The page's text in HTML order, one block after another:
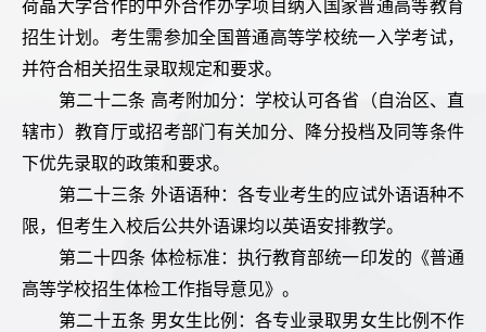
荷晶大学合作的中外合作办学项目纳入国家普通高等教育
招生计划。考生需参加全国普通高等学校统一入学考试，
并符合相关招生录取规定和要求。
第二十二条 高考附加分：学校认可各省（自治区、直
辖市）教育厅或招考部门有关加分、降分投档及同等条件
下优先录取的政策和要求。
第二十三条 外语语种：各专业考生的应试外语语种不
限，但考生入校后公共外语课均以英语安排教学。
第二十四条 体检标准：执行教育部统一印发的《普通
高等学校招生体检工作指导意见》。
第二十五条 男女生比例：各专业录取男女生比例不作